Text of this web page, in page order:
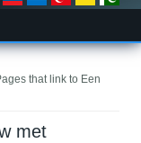
that link to Een
met